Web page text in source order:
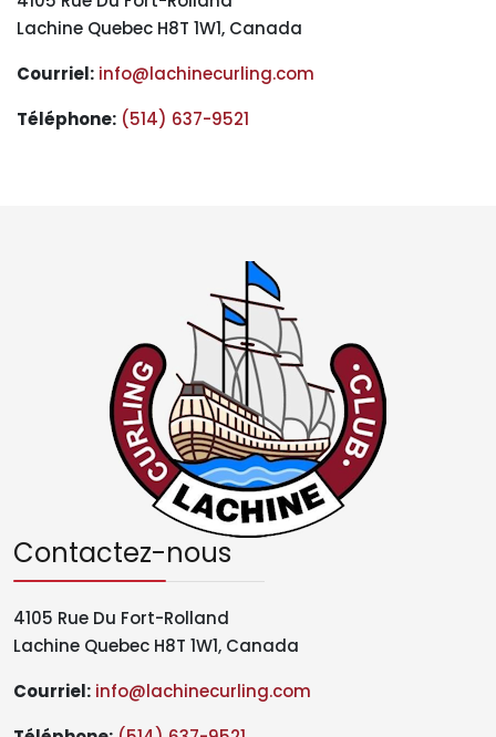
Lachine Quebec H8T 1W1, Canada
Courriel: info@lachinecurling.com
Téléphone: (514) 637-9521
Contactez-nous
4105 Rue Du Fort-Rolland
Lachine Quebec H8T 1W1, Canada
Courriel: info@lachinecurling.com